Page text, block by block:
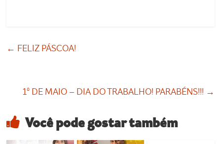
← FELIZ PÁSCOA!
1º DE MAIO – DIA DO TRABALHO! PARABÉNS!!! →
Você pode gostar também